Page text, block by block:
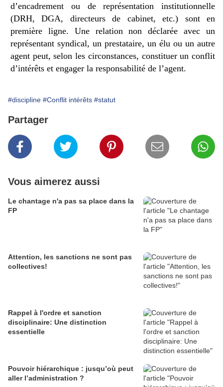
d’encadrement ou de représentation institutionnelle
(DRH, DGA, directeurs de cabinet, etc.) sont en
première ligne. Une relation non déclarée avec un
représentant syndical, un prestataire, un élu ou un autre
agent peut, selon les circonstances, constituer un conflit
d’intérêts et engager la responsabilité de l’agent.
#discipline #Conflit intérêts #statut
Partager
Vous aimerez aussi
Le chantage n'a pas sa place dans la
FP
Attention, les sanctions ne sont pas
collectives!
Rappel à l'ordre et sanction
disciplinaire: Une distinction
essentielle
Pouvoir hiérarchique : jusqu’où peut
aller l’administration ?